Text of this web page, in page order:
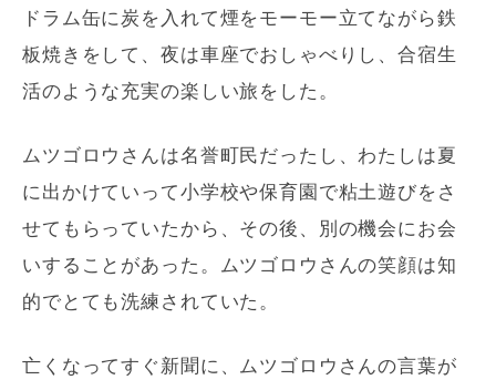
ドラム缶に炭を入れて煙をモーモー立てながら鉄
板焼きをして、夜は車座でおしゃべりし、合宿生
活のような充実の楽しい旅をした。
ムツゴロウさんは名誉町民だったし、わたしは夏
に出かけていって小学校や保育園で粘土遊びをさ
せてもらっていたから、その後、別の機会にお会
いすることがあった。ムツゴロウさんの笑顔は知
的でとても洗練されていた。
亡くなってすぐ新聞に、ムツゴロウさんの言葉が